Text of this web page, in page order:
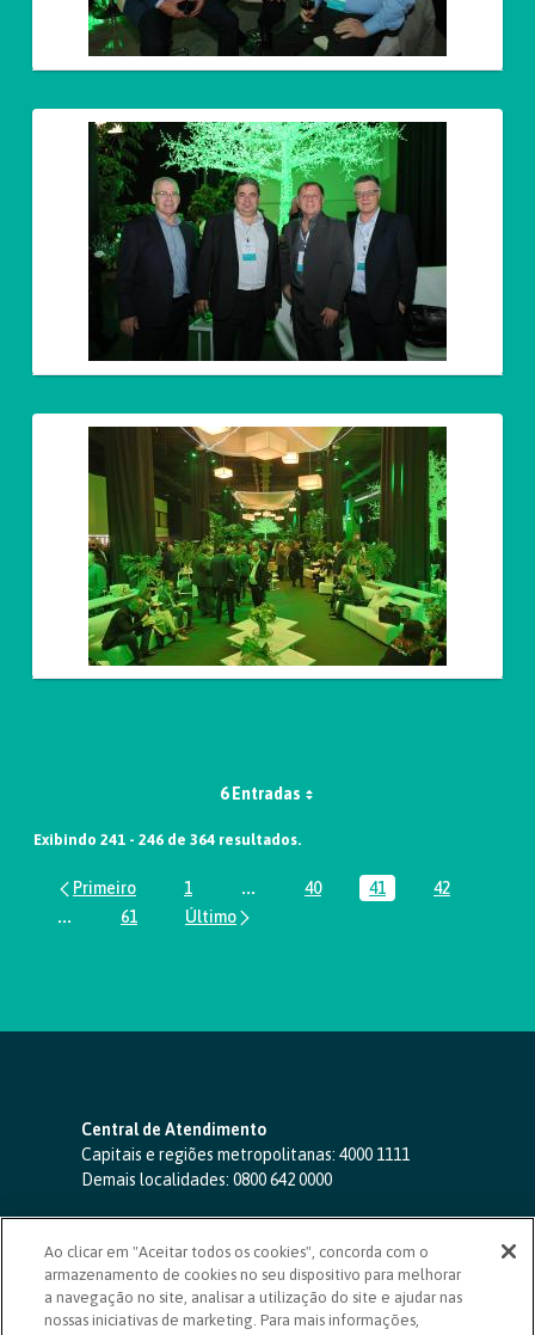
6 Entradas
Exibindo 241 - 246 de 364 resultados.
Página
1 ...Páginas intermediárias Usar ABA
Página
40 Página
41 Página
42
...Páginas intermediárias Usar ABA para navegar.
Página
61
Central de Atendimento
Capitais e regiões metropolitanas: 4000 1111
Demais localidades: 0800 642 0000
SAC 24 horas-0800 724 4420
Ouvidoria
0800 725 0996
(de segunda a sexta, das 8h às 20h)
ouvidoriasicoob.com.br
Ao clicar em "Aceitar todos os cookies", concorda com o
armazenamento de cookies no seu dispositivo para melhorar
a navegação no site, analisar a utilização do site e ajudar nas
nossas iniciativas de marketing. Para mais informações,